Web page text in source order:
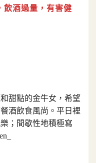
飲酒過量，有害健
甜點的金牛女，希望
酒飲食風尚。平日裡
；間歇性地積極寫